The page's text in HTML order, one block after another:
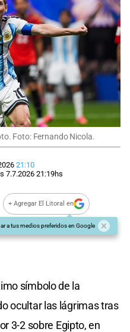
Foto: Fernando Nicola.
21:10
7.7.2026 21:19hs
+ Agregar El Litoral en
a tus medios preferidos en Google
símbolo de la
ocultar las lágrimas tras
3-2 sobre Egipto, en